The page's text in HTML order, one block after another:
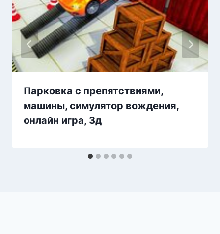
Парковка с препятствиями,
машины, симулятор вождения,
онлайн игра, 3д